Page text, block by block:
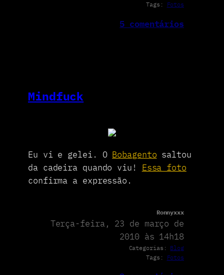
Tags: Fotos
5 comentários
Mindfuck
Eu vi e gelei. O Bobagento saltou
da cadeira quando viu! Essa foto
confirma a expressão.
Ronnyxxx
Terça-feira, 23 de março de
2010 às 14h18
Categorias: Blog
Tags: Fotos